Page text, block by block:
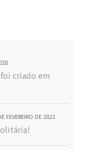
criado em
FEVEREIRO DE 2021